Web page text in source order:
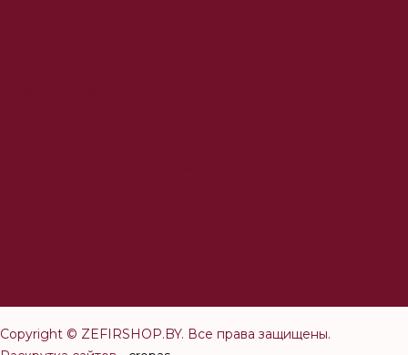
Copyright © ZEFIRSHOP.BY. Все права защищены.